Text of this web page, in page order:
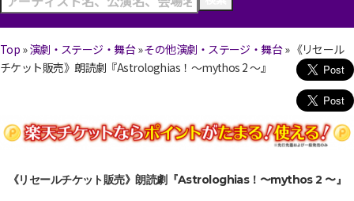
Top »演劇・ステージ・舞台»その他演劇・ステージ・舞台» 《リセール
チケット販売》朗読劇『Astrologhias！〜mythos 2 〜』
《リセールチケット販売》朗読劇『Astrologhias！〜mythos 2 〜』